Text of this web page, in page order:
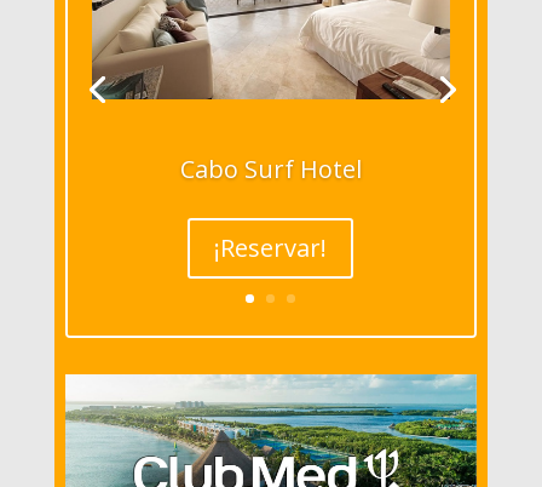
Cabo Surf Hotel
¡Reservar!